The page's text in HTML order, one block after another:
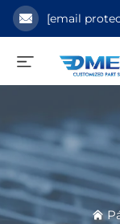
[email